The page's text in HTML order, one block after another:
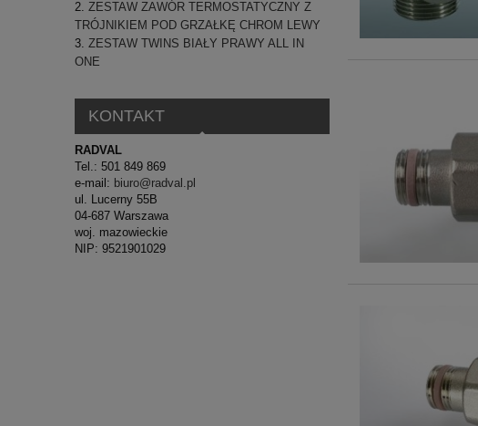
ZESTAW ZAWÓR TERMOSTATYCZNY Z
TRÓJNIKIEM POD GRZAŁKĘ CHROM LEWY
ZESTAW TWINS BIAŁY PRAWY ALL IN
ONE
KONTAKT
RADVAL
Tel.: 501 849 869
e-mail: biuro@radval.pl
ul. Lucerny 55B
04-687 Warszawa
woj. mazowieckie
NIP: 9521901029